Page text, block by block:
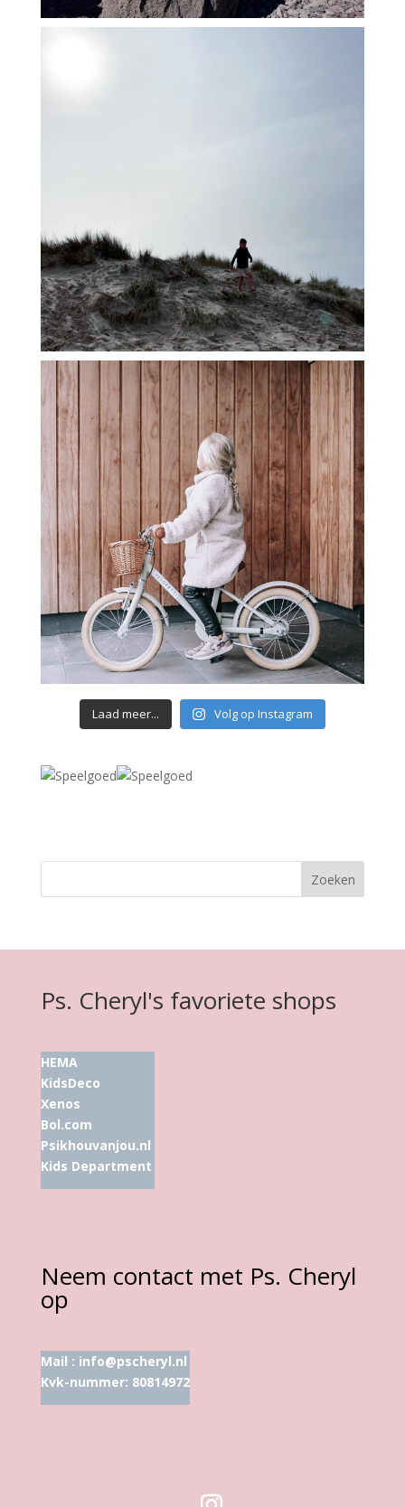
Laad meer... Volg op Instagram
Ps. Cheryl's favoriete shops
HEMA
KidsDeco
Xenos
Bol.com
Psikhouvanjou.nl
Kids Department
Neem contact met Ps. Cheryl
op
Mail : info@pscheryl.nl
Kvk-nummer: 80814972